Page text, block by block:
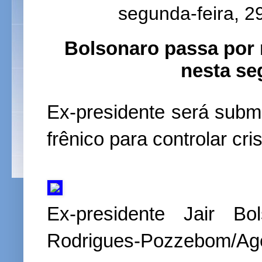
segunda-feira,
Bolsonaro passa
nesta
Ex-presidente será
frênico para controlar
Ex-presidente Jair
Rodrigues-Pozzebom/